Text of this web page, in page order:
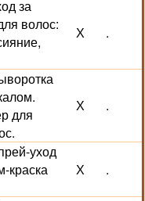
за
волос:
Х .
для
Х .
уход
краска
Х .